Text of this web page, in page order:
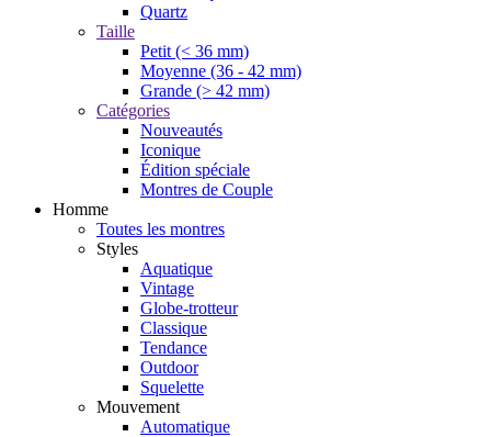
Quartz
Taille
Petit (< 36 mm)
Moyenne (36 - 42 mm)
Grande (> 42 mm)
Catégories
Nouveautés
Iconique
Édition spéciale
Montres de Couple
Homme
Toutes les montres
Styles
Aquatique
Vintage
Globe-trotteur
Classique
Tendance
Outdoor
Squelette
Mouvement
Automatique